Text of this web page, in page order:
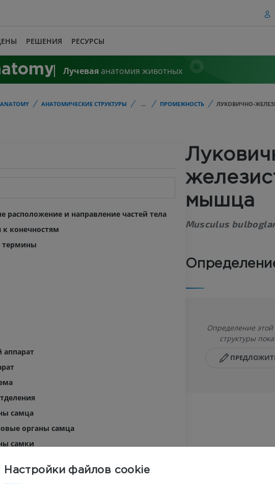
РЕШЕНИЯ РЕСУРСЫ
Лучеваяанатомия животных
АНАТОМИЧЕСКИЕ СТРУКТУРЫ ... ПРОМЕЖНОСТЬ ЛУКОВИЧНО-
и направление частей тела
конечностям
термины
самца
органы самца
самки
органы самки
мышца
Musculus
Определение
структуры пока
СКОТ
Лошадь - Остеология
Настройки файлов cookie